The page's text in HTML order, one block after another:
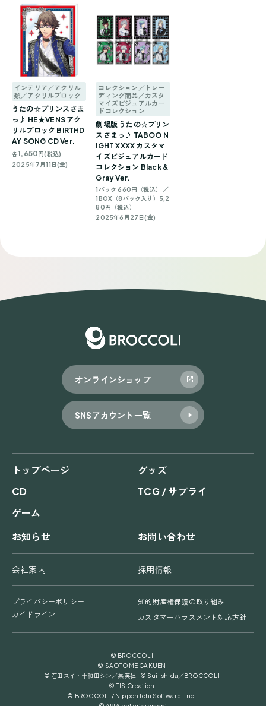
インテリア／アクリル
類／アクリルブロック
うたの☆プリンスさま
っ♪ HE★VENS アク
リルブロック BIRTHD
AY SONG CD Ver.
各1,650円(税込)
2025年7月11日(金)
コレクション／トレー
ディング商品／カスタ
マイズビジュアルカー
ドコレクション
劇場版 うたの☆プリン
スさまっ♪ TABOO N
IGHT XXXX カスタマ
イズビジュアルカード
コレクション Black &
Gray Ver.
1パック 660円（税込） ／
1BOX（8パック入り）5,2
80円（税込）
2025年6月27日(金)
オンラインショップ
SNSアカウント一覧
トップページ
グッズ
CD
TCG / サプライ
ゲーム
お知らせ
お問い合わせ
会社案内 採用情報
プライバシーポリシー
知的財産権保護の取り組み
ガイドライン
カスタマーハラスメント対応方針
© BROCCOLI
© SAOTOME GAKUEN
© 石田スイ・十和田シン／集英社 © Sui Ishida／BROCCOLI
© TIS Creation
© BROCCOLI / Nippon Ichi Software, Inc.